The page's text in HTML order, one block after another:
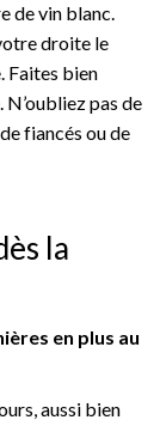
de vin blanc.
droite le
Faites bien
pas de
fiancés ou de
la
en plus au
aussi bien